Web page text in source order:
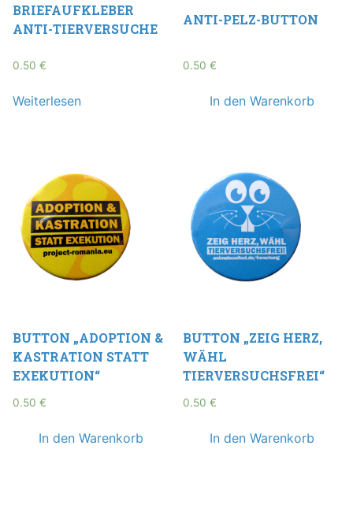
BRIEFAUFKLEBER
ANTI-TIERVERSUCHE
0.50 €
Weiterlesen
ANTI-PELZ-BUTTON
0.50€
In den Warenkorb
BUTTON „ADOPTION &
KASTRATION STATT
EXEKUTION“
0.50 €
In den Warenkorb
BUTTON „ZEIG HERZ,
WÄHL
TIERVERSUCHSFREI“
0.50€
In den Warenkorb